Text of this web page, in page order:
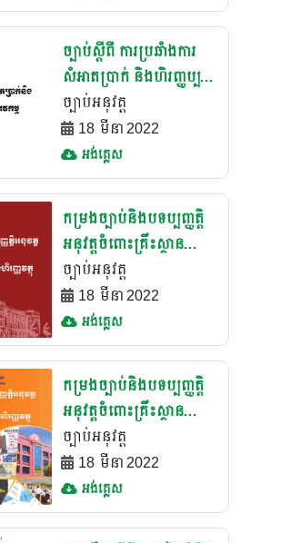
ច្បាប់ស្តីពី ការប្រឆាំងការ
សំអាតប្រាក់ និងហិរញ្ញប្ប
ទានភេវរកម្ម(២០០៧)
ច្បាប់អនុវត្ត
18 មីនា 2022
អង់គ្លេស
កម្រងច្បាប់និងបទប្បញ្ញត្តិ
អនុវត្តចំពោះគ្រឹះស្ថាន
ធនាគារនិងហិរញ្ញ
វត្ថុ(២០១៦)
ច្បាប់អនុវត្ត
18 មីនា 2022
អង់គ្លេស
កម្រងច្បាប់និងបទប្បញ្ញត្តិ
អនុវត្តចំពោះគ្រឹះស្ថាន
ធនាគារនិងហិរញ្ញវត្ថុ
ឆ្នាំ២០១១
ច្បាប់អនុវត្ត
18 មីនា 2022
អង់គ្លេស